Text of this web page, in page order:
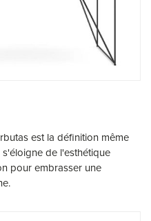
est la définition même
de l'esthétique
pour embrasser une